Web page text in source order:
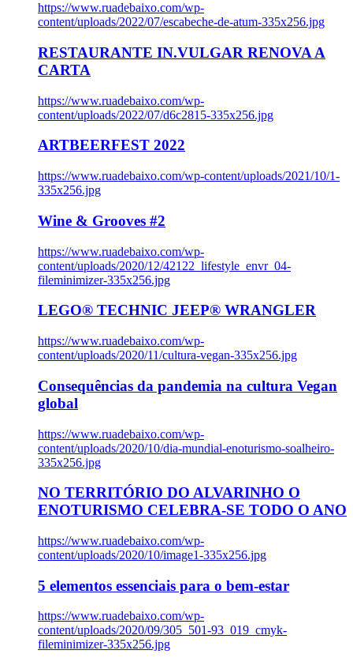
https://www.ruadebaixo.com/wp-
content/uploads/2022/07/escabeche-de-atum-335x256.jpg
RESTAURANTE IN.VULGAR RENOVA A
CARTA
https://www.ruadebaixo.com/wp-
content/uploads/2022/07/d6c2815-335x256.jpg
ARTBEERFEST 2022
https://www.ruadebaixo.com/wp-content/uploads/2021/10/1-
335x256.jpg
Wine & Grooves #2
https://www.ruadebaixo.com/wp-
content/uploads/2020/12/42122_lifestyle_envr_04-
fileminimizer-335x256.jpg
LEGO® TECHNIC JEEP® WRANGLER
https://www.ruadebaixo.com/wp-
content/uploads/2020/11/cultura-vegan-335x256.jpg
Consequências da pandemia na cultura Vegan
global
https://www.ruadebaixo.com/wp-
content/uploads/2020/10/dia-mundial-enoturismo-soalheiro-
335x256.jpg
NO TERRITÓRIO DO ALVARINHO O
ENOTURISMO CELEBRA-SE TODO O ANO
https://www.ruadebaixo.com/wp-
content/uploads/2020/10/image1-335x256.jpg
5 elementos essenciais para o bem-estar
https://www.ruadebaixo.com/wp-
content/uploads/2020/09/305_501-93_019_cmyk-
fileminimizer-335x256.jpg